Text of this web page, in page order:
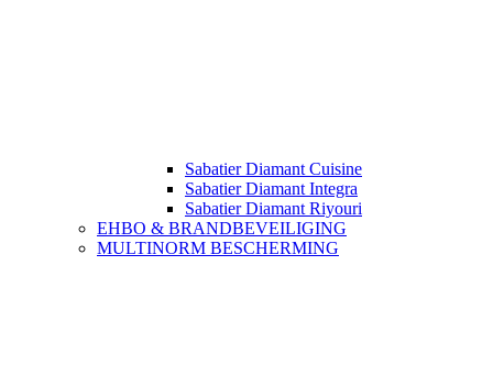
Sabatier Diamant Cuisine
Sabatier Diamant Integra
Sabatier Diamant Riyouri
EHBO & BRANDBEVEILIGING
MULTINORM BESCHERMING